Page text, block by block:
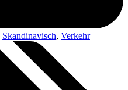
Skandinavisch, Verkehr